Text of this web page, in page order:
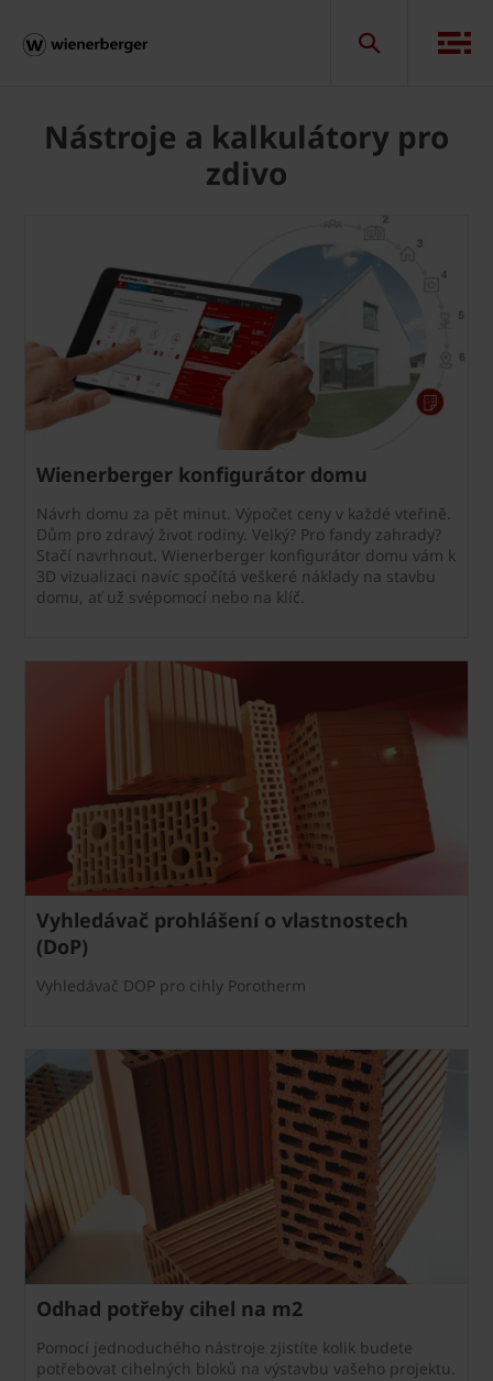
Nástroje a kalkulátory pro
zdivo
Wienerberger konfigurátor domu
Návrh domu za pět minut. Výpočet ceny v každé vteřině.
Dům pro zdravý život rodiny. Velký? Pro fandy zahrady?
Stačí navrhnout. Wienerberger konfigurátor domu vám k
3D vizualizaci navíc spočítá veškeré náklady na stavbu
domu, ať už svépomocí nebo na klíč.
Vyhledávač prohlášení o vlastnostech
(DoP)
Vyhledávač DOP pro cihly Porotherm
Odhad potřeby cihel na m2
Pomocí jednoduchého nástroje zjistíte kolik budete
potřebovat cihelných bloků na výstavbu vašeho projektu.